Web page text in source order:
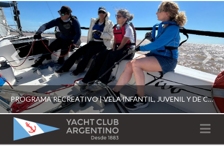
PROGRAMA RECREATIVO | VELA INFANTIL, JUVENIL Y DE CRUCERO 2026
YACHT